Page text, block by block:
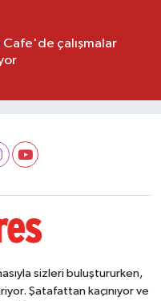
Cafe'de çalışmalar
sizleri buluştururken,
Şatafattan kaçınıyor ve